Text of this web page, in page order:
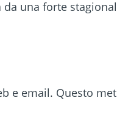
una forte
e email. Questo